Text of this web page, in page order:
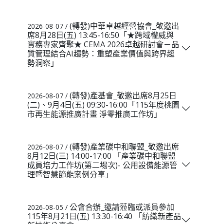
2026-08-07 / (轉發)中華卓越經營協會_敬邀出
席8月28日(五) 13:45-16:50「★跨域權威與
實務專家齊聚★ CEMA 2026卓越研討會－品
質管理結合AI趨勢：重塑產業價值與跨界趨
勢洞察」
2026-08-07 / (轉發)產基會_敬邀出席8月25日
(二)、9月4日(五) 09:30-16:00「115年度桃園
市再生能源推廣計畫 淨零推廣工作坊」
2026-08-07 / (轉發)產業碳中和聯盟_敬邀出席
8月12日(三) 14:00-17:00 「產業碳中和聯盟
成員培力工作坊(第二場次)- 公用設備能源管
理暨智慧節能案例分享」
2026-08-05 / 公會合辦_邀請蒞臨或派員參加
115年8月21日(五) 13:30-16:40 「紡織新產品